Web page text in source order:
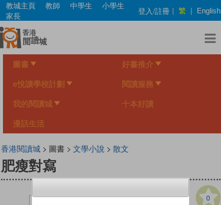
Skip
main
content
教城主頁 教師 中學生
小學生
家長
登入/註冊 | 繁 | English
圖書 好書推介
e悅讀學校計劃 閱讀服務
我的閱讀城 十本好讀
漫話生活
香港閱讀城> 圖書 > 文學小說 > 散文
肥瘦對寫
0